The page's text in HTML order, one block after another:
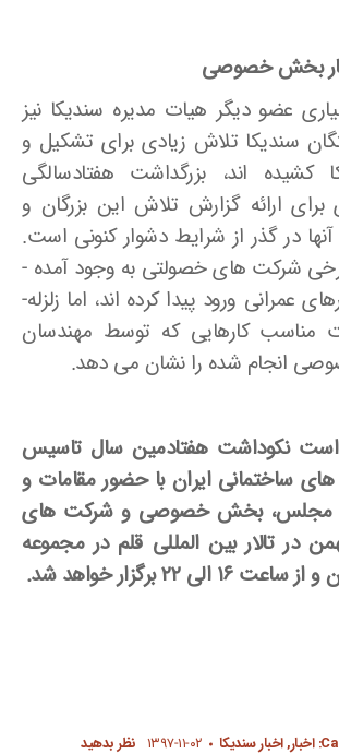
بخش خصوصی
عضو دیگر هیات مدیره سندیکا نیز
سندیکا تلاش زیادی برای تشکیل و
کشیده ­اند، بزرگداشت هفتادسالگی
برای ارائه گزارش تلاش این بزرگان و
آنها در گذر از شرایط دشوار کنونی است.
در ۱۰ سال اخیر برخی شرکت های خصولتی به وجود آمده ­
اند و در زمینه کارهای عمرانی ورود پیدا کرده ­اند، اما زلزله­
مناسب کارهایی که توسط مهندسان
انجام شده را نشان می­ دهد.
است نکوداشت هفتادمین سال تاسیس
ساختمانی ایران با حضور مقامات و
مجلس، بخش خصوصی و شرکت های
در روز ۹ بهمن در تالار بین ­المللی قلم در مجموعه
الی ۲۲ برگزار خواهد شد.
اخبار,اخبار سندیکا ۱۳۹۷-۱۱-۰۲ نظر بدهید